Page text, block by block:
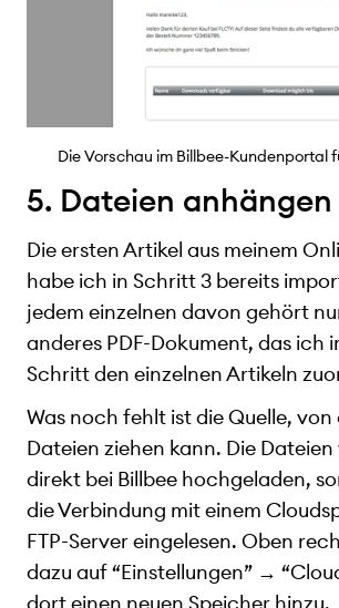
Die Vorschau im Billbee-Kundenportal
5. Dateien anhängen
Die ersten Artikel aus meinem
habe ich in Schritt 3 bereits
jedem einzelnen davon gehört
anderes PDF-Dokument, das ich
Schritt den einzelnen Artikeln
Was noch fehlt ist die Quelle,
Dateien ziehen kann. Die
direkt bei Billbee hochgeladen,
die Verbindung mit einem
FTP-Server eingelesen. Oben
dazu auf “Einstellungen” →
dort einen neuen Speicher hinzu.